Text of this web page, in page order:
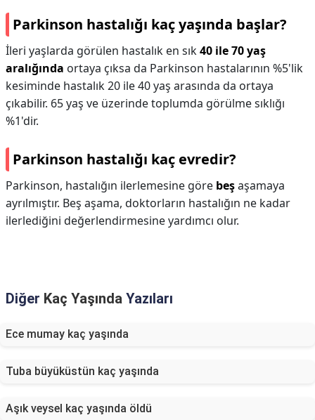
Parkinson hastalığı kaç yaşında başlar?
İleri yaşlarda görülen hastalık en sık40 ile 70 yaş
aralığında ortaya çıksa da Parkinson hastalarının %5'lik
kesiminde hastalık 20 ile 40 yaş arasında da ortaya
çıkabilir. 65 yaş ve üzerinde toplumda görülme sıklığı
%1'dir.
Parkinson hastalığı kaç evredir?
Parkinson, hastalığın ilerlemesine göre beşaşamaya
ayrılmıştır. Beş aşama, doktorların hastalığın ne kadar
ilerlediğini değerlendirmesine yardımcı olur.
Diğer Kaç Yaşında Yazıları
Ece mumay kaç yaşında
Tuba büyüküstün kaç yaşında
Aşık veysel kaç yaşında öldü